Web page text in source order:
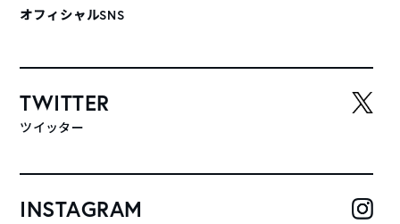
オフィシャルSNS
TWITTER
ツイッター
INSTAGRAM